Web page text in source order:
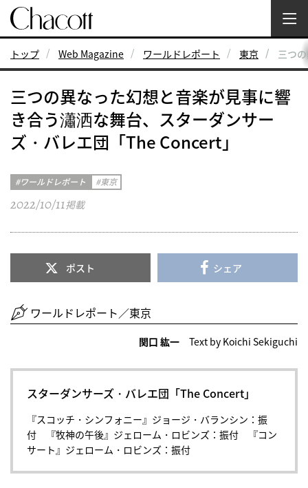
トップ Web Magazine ワールドレポート 東京 三つ
三つの異なった幻想と音楽が見事に響
き合う瀟洒な舞台、スターダンサー
ズ・バレエ団「The Concert」
ワールドレポート 東京
2022/10/11掲載
ポスト シェア
ワールドレポート／東京
関口 紘一 Text by Koichi Sekiguchi
スターダンサーズ・バレエ団「The Concert」
『スコッチ・シンフォニー』ジョージ・バランシン：振
付 『牧神の午後』ジェローム・ロビンズ：振付 『コン
サート』ジェローム・ロビンズ：振付